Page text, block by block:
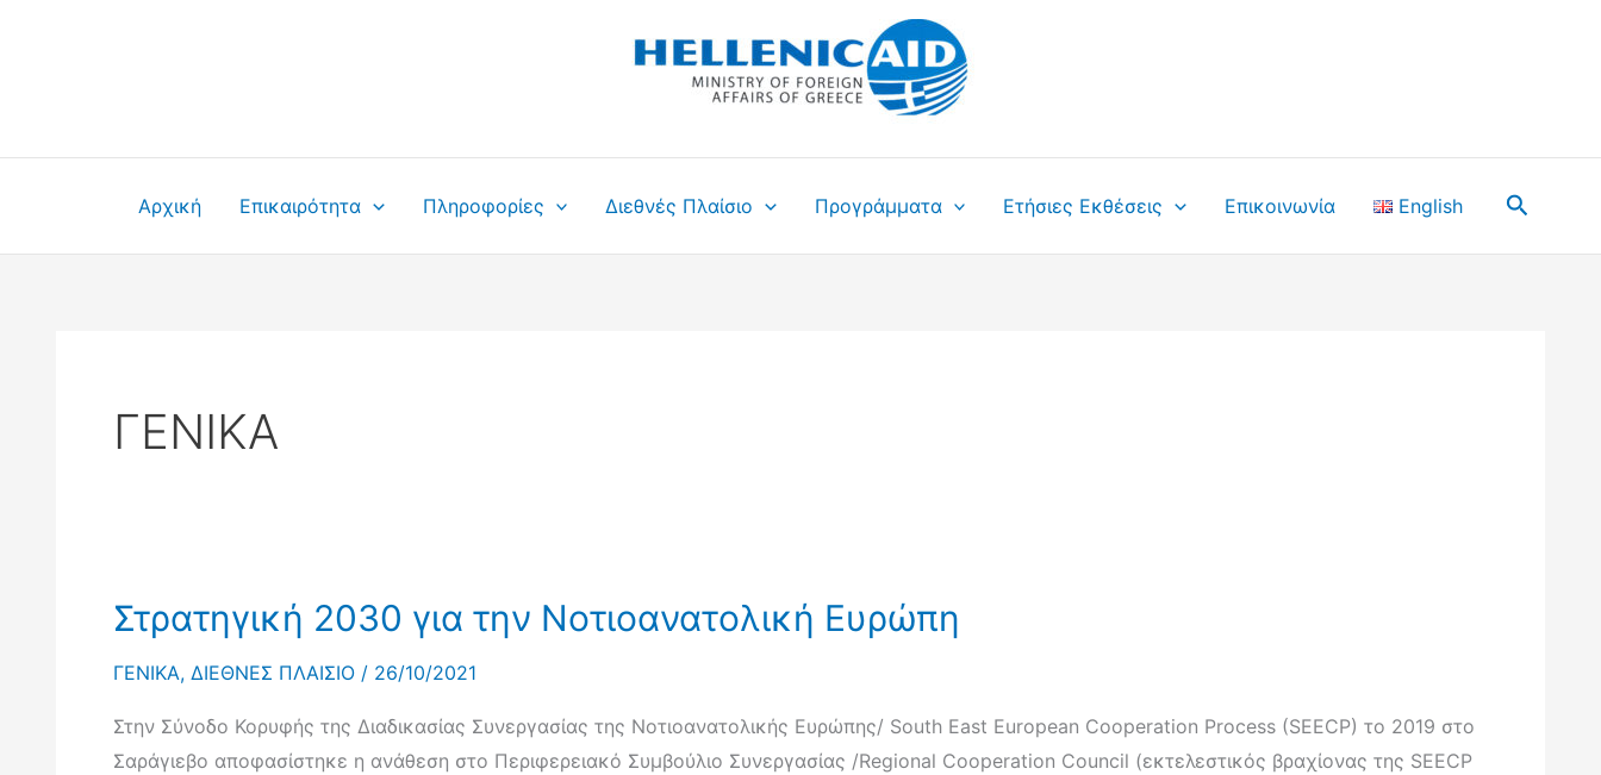
Αρχική Επικαιρότητα Πληροφορίες Διεθνές Πλαίσιο Προγράμματα Ετήσιες Εκθέσεις Επικοινωνία English
ΓΕΝΙΚΑ
Στρατηγική 2030 για την Νοτιοανατολική Ευρώπη
ΓΕΝΙΚΑ, ΔΙΕΘΝΕΣ ΠΛΑΙΣΙΟ / 26/10/2021
Στην Σύνοδο Κορυφής της Διαδικασίας Συνεργασίας της Νοτιοανατολικής Ευρώπης/ South East European Cooperation Process (SEECP) το 2019 στο
Σαράγιεβο αποφασίστηκε η ανάθεση στο Περιφερειακό Συμβούλιο Συνεργασίας /Regional Cooperation Council (εκτελεστικός βραχίονας της SEECP